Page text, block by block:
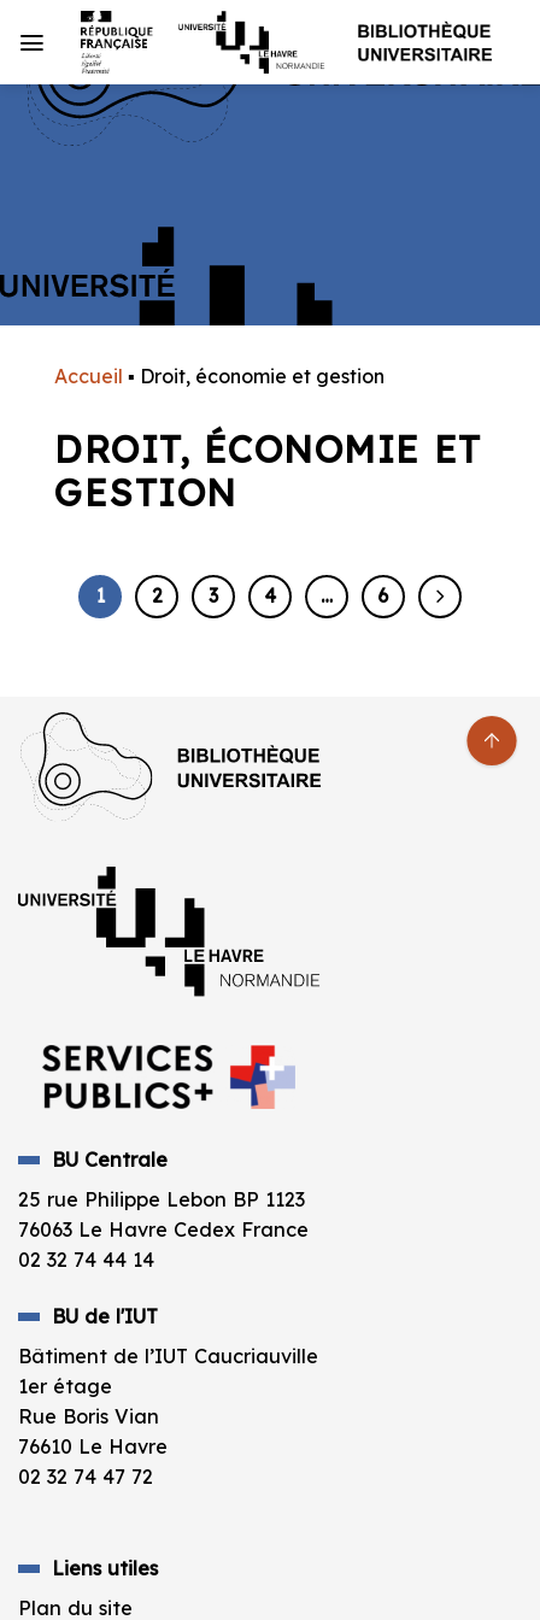
au
Accueil ▪ Droit, économie et gestion
DROIT, ÉCONOMIE ET
GESTION
1 2 3 4 … 6
BU Centrale
25 rue Philippe Lebon BP 1123
76063 Le Havre Cedex France
02 32 74 44 14
BU de l'IUT
Bâtiment de l’IUT Caucriauville
1er étage
Rue Boris Vian
76610 Le Havre
02 32 74 47 72
Liens utiles
Plan du site